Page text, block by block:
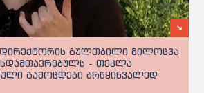
გულთბილი მილოცვა
- თეკლა
გამოცდები ბრწყინვალედ